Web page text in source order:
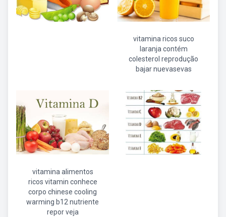
vitamina ricos suco
laranja contém
colesterol reprodução
bajar nuevasevas
vitamina alimentos
ricos vitamin conhece
corpo chinese cooling
warming b12 nutriente
repor veja